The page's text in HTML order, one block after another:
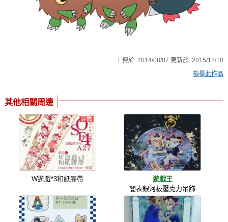
上傳於:2014/08/07 更新於:2015/12/10
檢舉此作品
其他相關周邊
W遊戲*3和紙膠帶
遊戲王
闇表銀河板壓克力吊飾